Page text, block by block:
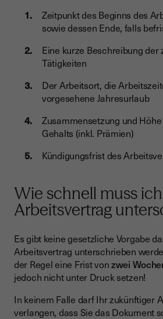
Zeitpunkt des Beginns des
sowie dessen Ende, falls
Eine kurze Beschreibung der
Tätigkeiten
Der Arbeitsort, die
vorgesehene Jahresurlaub
Zusammensetzung und
Gehalts (inkl. Prämien)
Kündigungsfrist des
Wie schnell muss
Arbeitsvertrag
Es gibt keine gesetzliche Vorgabe
Arbeitsvertrag unterschrieben
der Regel eine Frist vonzwei
jedoch nicht unter Druck setzen!
In keinem Falle darf Ihr zukünftiger
verlangen, dass Sie das Dokument